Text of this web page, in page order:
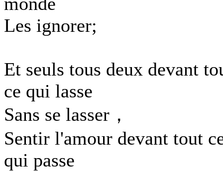
Les ignorer;
Et seuls tous deux devant
ce qui lasse
Sans se lasser，
Sentir l'amour devant tout
qui passe